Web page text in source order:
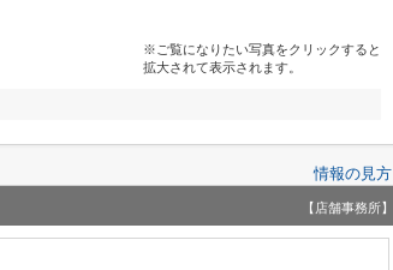
※ご覧になりたい写真をクリックすると
拡大されて表示されます。
情報の見方
【店舗事務所】